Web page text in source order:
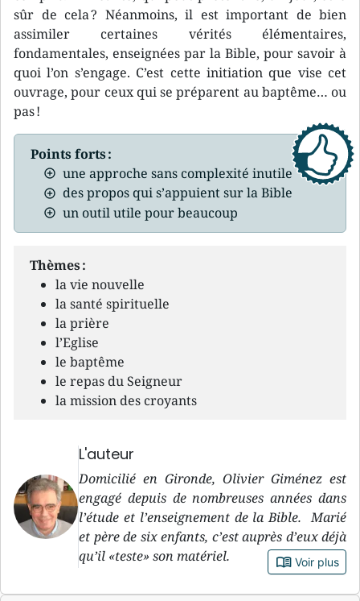
sûr de cela ? Néanmoins, il est important de bien
assimiler certaines vérités élémentaires,
fondamentales, enseignées par la Bible, pour savoir à
quoi l’on s’engage. C’est cette initiation que vise cet
ouvrage, pour ceux qui se préparent au baptême… ou
pas !
Points forts :
une approche sans complexité inutile
des propos qui s’appuient sur la Bible
un outil utile pour beaucoup
Thèmes :
la vie nouvelle
la santé spirituelle
la prière
l’Eglise
le baptême
le repas du Seigneur
la mission des croyants
L'auteur
Domicilié en Gironde, Olivier Giménez est
engagé depuis de nombreuses années dans
l’étude et l’enseignement de la Bible. Marié
et père de six enfants, c’est auprès d’eux déjà
qu’il «teste» son matériel.
book_open Voir plus